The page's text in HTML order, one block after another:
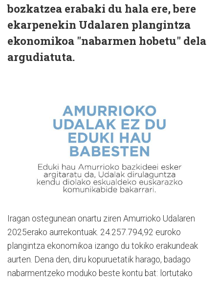
bozkatzea erabaki du hala ere, bere
ekarpenekin Udalaren plangintza
ekonomikoa "nabarmen hobetu" dela
argudiatuta.
Iragan ostegunean onartu ziren Amurrioko Udalaren
2025erako aurrekontuak. 24.257.794,92 euroko
plangintza ekonomikoa izango du tokiko erakundeak
aurten. Dena den, diru kopuruetatik harago, badago
nabarmentzeko moduko beste kontu bat: lortutako